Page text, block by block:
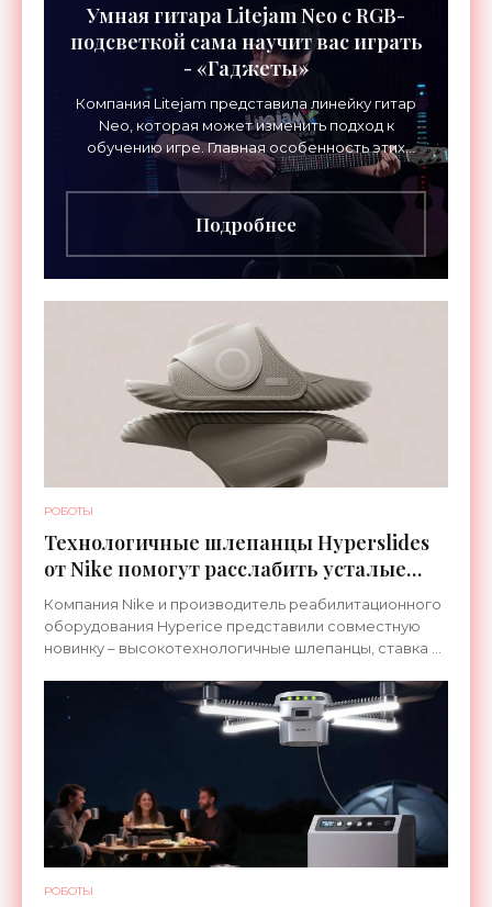
Умная гитара Litejam Neo с RGB-
подсветкой сама научит вас играть
- «Гаджеты»
Компания Litejam представила линейку гитар
Neo, которая может изменить подход к
обучению игре. Главная особенность этих
инструментов – встроенная RGB-подсветка
грифа. Светодиоды
Подробнее
РОБОТЫ
Технологичные шлепанцы Hyperslides
от Nike помогут расслабить усталые
ноги после тренировки - «Гаджеты»
Компания Nike и производитель реабилитационного
оборудования Hyperice представили совместную
новинку – высокотехнологичные шлепанцы, ставка в
РОБОТЫ